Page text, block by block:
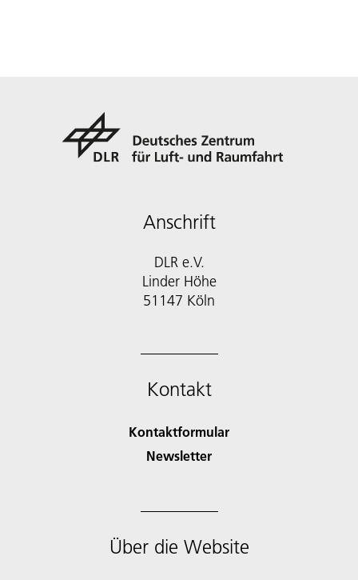
Anschrift
DLR e.V.
Linder Höhe
51147 Köln
Kontakt
Kontaktformular
Newsletter
Über die Website